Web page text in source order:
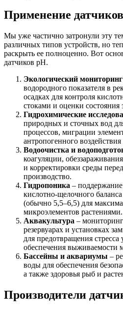
Применение
Мы уже частично затронули эту
различных типов устройств, но
раскрыть ее полноценно. Вот
датчиков pH.
Экологический мониторинг
водородного показателя в
осадках для контроля
стоками и оценки состояния
Гидрохимические
природных и сточных вод
процессов, миграции
антропогенного
Водоочистка и
коагуляции,
и корректировки среды
производство.
Гидропоника –
кислотно-щелочного
(обычно 5,5–6,5) для
микроэлементов растениями.
Аквакультура –
резервуарах и установках
для предотвращения
обеспечения выживаемости
Бассейны и аквариумы –
воды для обеспечения
а также здоровья рыб и
Производители